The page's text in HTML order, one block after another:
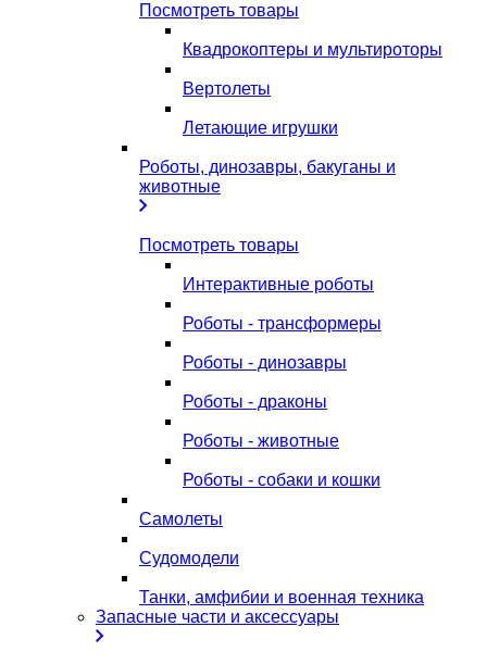
Посмотреть товары
Квадрокоптеры и мультироторы
Вертолеты
Летающие игрушки
Роботы, динозавры, бакуганы и
животные
Посмотреть товары
Интерактивные роботы
Роботы - трансформеры
Роботы - динозавры
Роботы - драконы
Роботы - животные
Роботы - собаки и кошки
Самолеты
Судомодели
Танки, амфибии и военная техника
Запасные части и аксессуары